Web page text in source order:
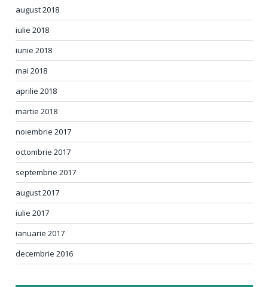
august 2018
iulie 2018
iunie 2018
mai 2018
aprilie 2018
martie 2018
noiembrie 2017
octombrie 2017
septembrie 2017
august 2017
iulie 2017
ianuarie 2017
decembrie 2016